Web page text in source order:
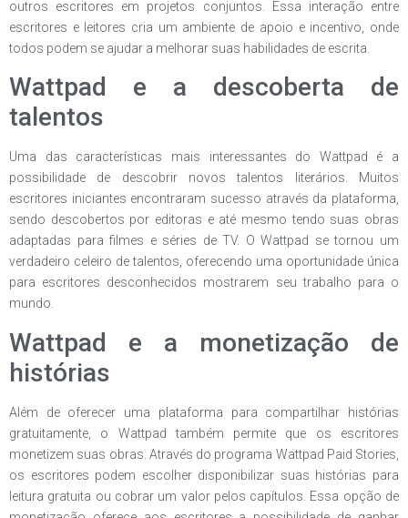
outros escritores em projetos conjuntos. Essa interação entre
escritores e leitores cria um ambiente de apoio e incentivo, onde
todos podem se ajudar a melhorar suas habilidades de escrita.
Wattpad e a descoberta de
talentos
Uma das características mais interessantes do Wattpad é a
possibilidade de descobrir novos talentos literários. Muitos
escritores iniciantes encontraram sucesso através da plataforma,
sendo descobertos por editoras e até mesmo tendo suas obras
adaptadas para filmes e séries de TV. O Wattpad se tornou um
verdadeiro celeiro de talentos, oferecendo uma oportunidade única
para escritores desconhecidos mostrarem seu trabalho para o
mundo.
Wattpad e a monetização de
histórias
Além de oferecer uma plataforma para compartilhar histórias
gratuitamente, o Wattpad também permite que os escritores
monetizem suas obras. Através do programa Wattpad Paid Stories,
os escritores podem escolher disponibilizar suas histórias para
leitura gratuita ou cobrar um valor pelos capítulos. Essa opção de